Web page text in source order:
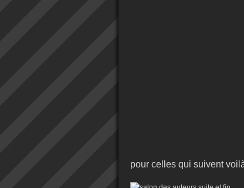
pour celles qui suivent